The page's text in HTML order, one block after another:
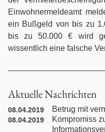
Kündigungsschutzrecht
Maklerrecht
Medienrecht
Mitbestimmungs- /
Einwohnermeldeamt
ein Bußgeld von bis zu
bis zu 50.000 € wird
wissentlich eine falsche
Aktuelle Nachrichten
08.04.2019 Betrug mit
08.04.2019
Kompromiss